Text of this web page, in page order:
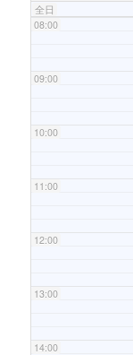
全日
08:00
09:00
10:00
11:00
12:00
13:00
14:00